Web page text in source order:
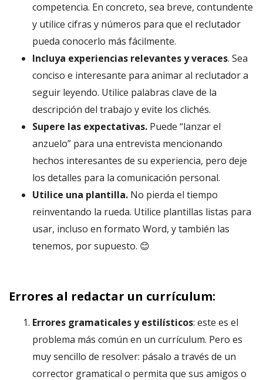
competencia. En concreto, sea breve, contundente
y utilice cifras y números para que el reclutador
pueda conocerlo más fácilmente.
Incluya experiencias relevantes y veraces. Sea
conciso e interesante para animar al reclutador a
seguir leyendo. Utilice palabras clave de la
descripción del trabajo y evite los clichés.
Supere las expectativas. Puede “lanzar el
anzuelo” para una entrevista mencionando
hechos interesantes de su experiencia, pero deje
los detalles para la comunicación personal.
Utilice una plantilla. No pierda el tiempo
reinventando la rueda. Utilice plantillas listas para
usar, incluso en formato Word, y también las
tenemos, por supuesto. 😊
Errores al redactar un currículum:
Errores gramaticales y estilísticos: este es el
problema más común en un currículum. Pero es
muy sencillo de resolver: pásalo a través de un
corrector gramatical o permita que sus amigos o